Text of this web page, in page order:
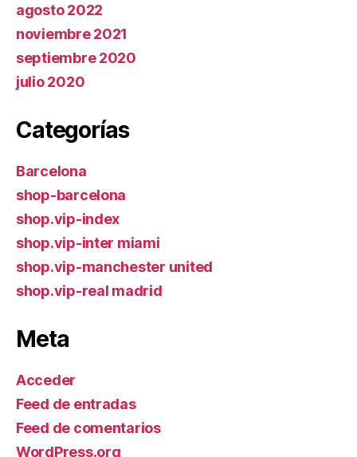
agosto 2022
noviembre 2021
septiembre 2020
julio 2020
Categorías
Barcelona
shop-barcelona
shop.vip-index
shop.vip-inter miami
shop.vip-manchester united
shop.vip-real madrid
Meta
Acceder
Feed de entradas
Feed de comentarios
WordPress.org